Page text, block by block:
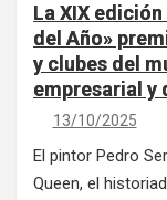
La XIX
del Año»
y clubes del
empresarial y
13/10/2025
El pintor Pedro
Queen, el